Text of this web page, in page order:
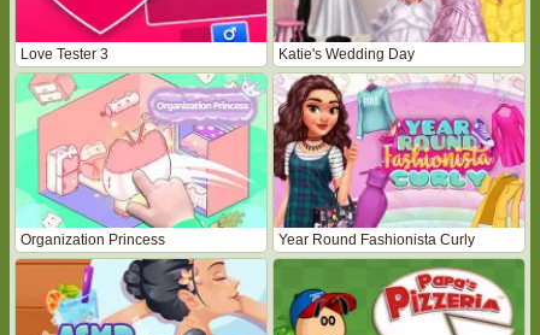
Love Tester 3 Katie's Wedding Day
Organization Princess Year Round Fashionista Curly